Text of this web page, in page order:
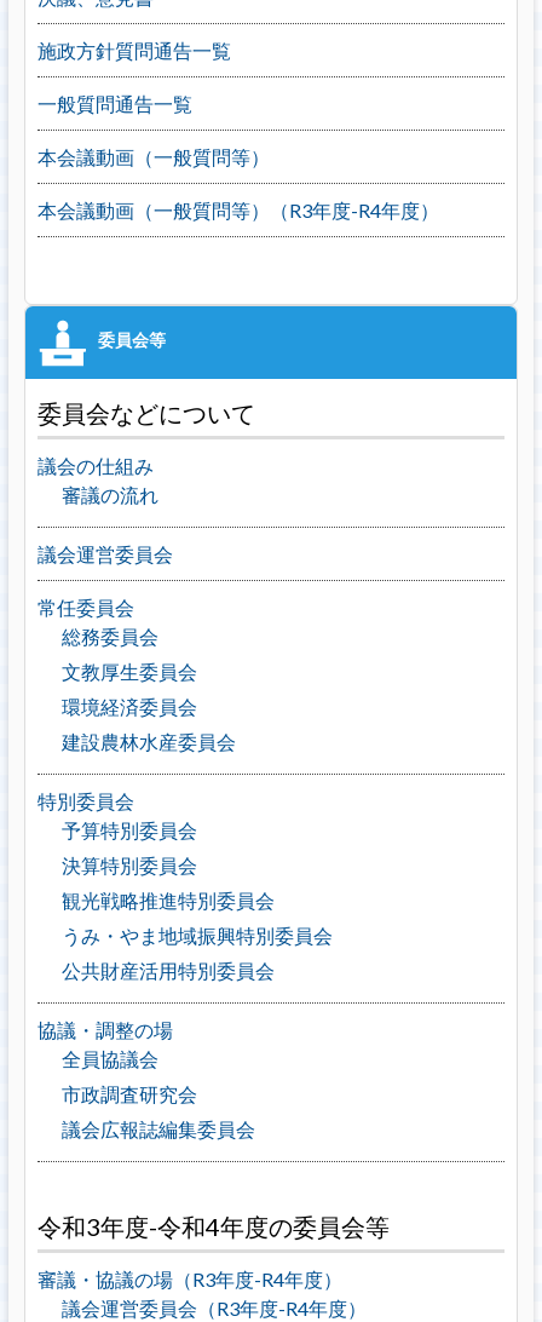
施政方針質問通告一覧
一般質問通告一覧
本会議動画（一般質問等）
本会議動画（一般質問等）（R3年度-R4年度）
委員会などについて
議会の仕組み
審議の流れ
議会運営委員会
常任委員会
総務委員会
文教厚生委員会
環境経済委員会
建設農林水産委員会
特別委員会
予算特別委員会
決算特別委員会
観光戦略推進特別委員会
うみ・やま地域振興特別委員会
公共財産活用特別委員会
協議・調整の場
全員協議会
市政調査研究会
議会広報誌編集委員会
令和3年度-令和4年度の委員会等
審議・協議の場（R3年度-R4年度）
議会運営委員会（R3年度-R4年度）